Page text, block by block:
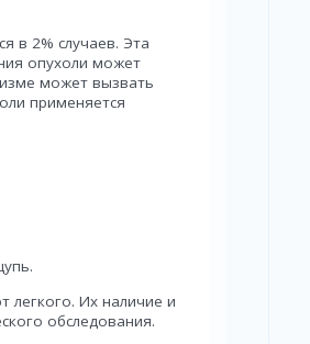
в 2% случаев. Эта
опухоли может
может вызвать
применяется
легкого. Их наличие и
обследования.